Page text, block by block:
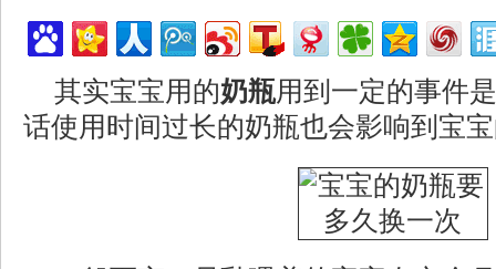
其实宝宝用的奶瓶用到一定的事件
话使用时间过长的奶瓶也会影响到宝